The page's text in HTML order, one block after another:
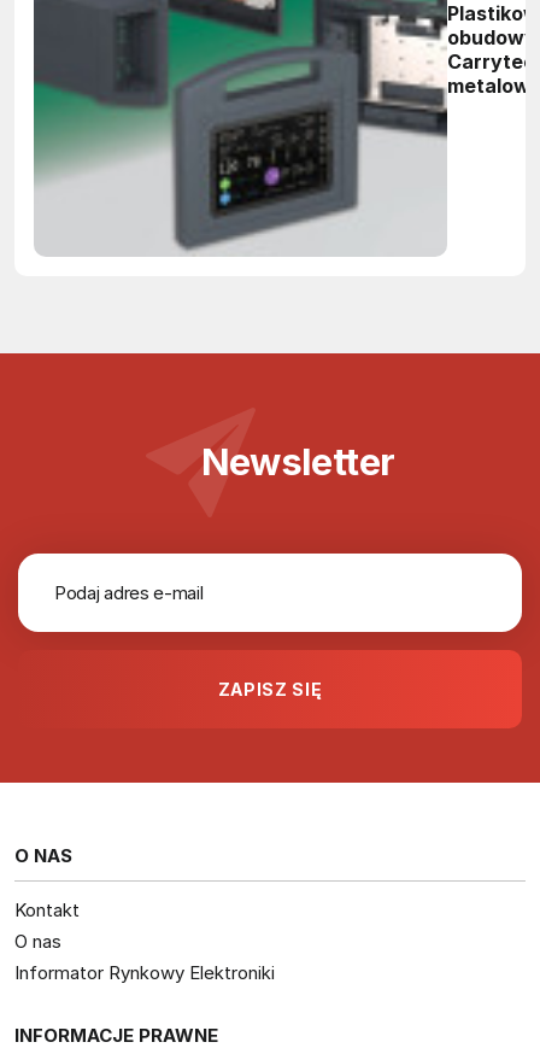
obudowy
Carrytec
Newsletter
O NAS
Kontakt
O nas
Informator Rynkowy Elektroniki
INFORMACJE PRAWNE